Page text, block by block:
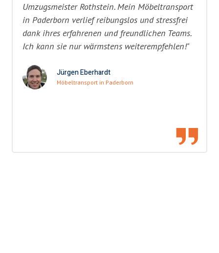
Umzugsmeister Rothstein. Mein Möbeltransport
in Paderborn verlief reibungslos und stressfrei
dank ihres erfahrenen und freundlichen Teams.
Ich kann sie nur wärmstens weiterempfehlen!"
Jürgen Eberhardt
Möbeltransport in Paderborn